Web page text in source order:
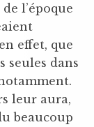
l’époque
effet, que
seules dans
leur aura,
beaucoup